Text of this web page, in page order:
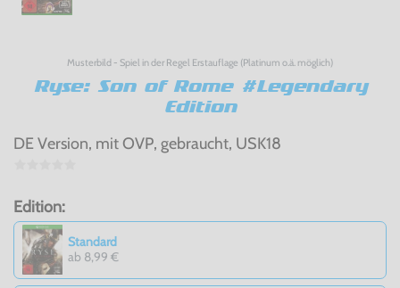
Musterbild - Spiel in der Regel Erstauflage (Platinum o.ä. möglich)
Ryse: Son of Rome #Legendary
Edition
DE Version, mit OVP, gebraucht, USK18
Edition:
Standard
ab 8,99 €